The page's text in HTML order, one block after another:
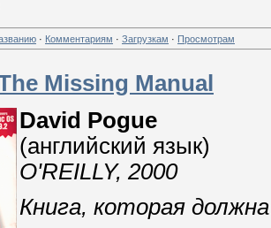
· Комментариям · Загрузкам · Просмотрам
Missing Manual
David Pogue
(английский язык)
O'REILLY, 2000
Книга, которая